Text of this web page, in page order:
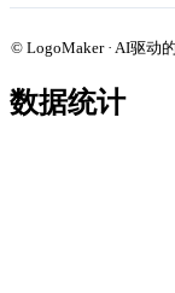
© LogoMaker · AI驱动
数据统计